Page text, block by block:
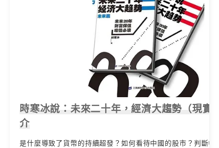
時寒冰說：未來二十年，經濟大趨勢（現實
介
是什麼導致了貨幣的持續超發？如何看待中國的股市？判斷中